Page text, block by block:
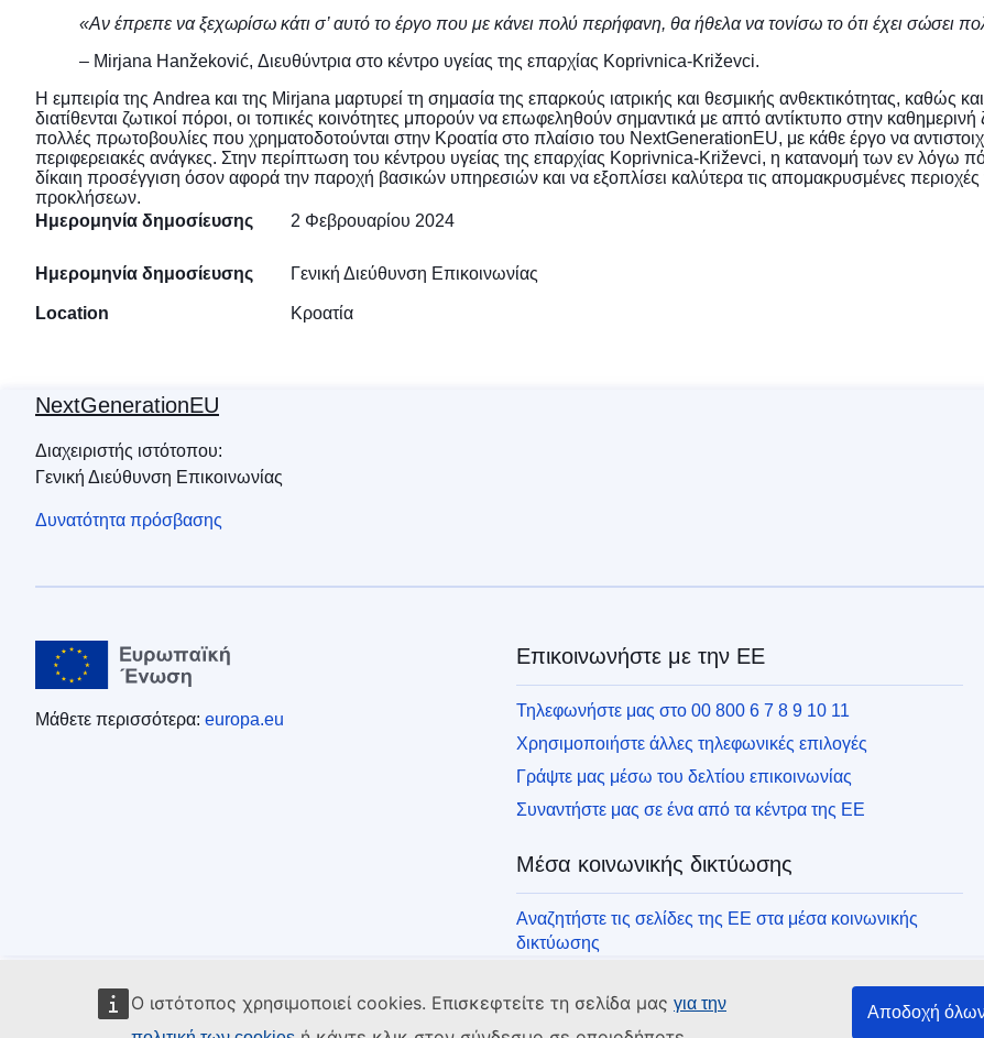
Ο ιστότοπος χρησιμοποιεί cookies. Επισκεφτείτε τη σελίδα μας για την
Αποδοχή
«Αν έπρεπε να ξεχωρίσω κάτι σ’ αυτό το έργο που με κάνει πολύ περήφανη, θα ήθελα να τονίσω το ότι έχει σώσει
– Mirjana Hanžeković, Διευθύντρια στο κέντρο υγείας της επαρχίας Koprivnica-Križevci.
Η εμπειρία της Andrea και της Mirjana μαρτυρεί τη σημασία της επαρκούς ιατρικής και θεσμικής ανθεκτικότητας, καθώς
διατίθενται ζωτικοί πόροι, οι τοπικές κοινότητες μπορούν να επωφεληθούν σημαντικά με απτό αντίκτυπο στην
πολλές πρωτοβουλίες που χρηματοδοτούνται στην Κροατία στο πλαίσιο του NextGenerationEU, με κάθε έργο να
περιφερειακές ανάγκες. Στην περίπτωση του κέντρου υγείας της επαρχίας Koprivnica-Križevci, η κατανομή των εν λόγω
δίκαιη προσέγγιση όσον αφορά την παροχή βασικών υπηρεσιών και να εξοπλίσει καλύτερα τις απομακρυσμένες
προκλήσεων.
Ημερομηνία δημοσίευσης
2 Φεβρουαρίου 2024
Ημερομηνία δημοσίευσης Γενική Διεύθυνση Επικοινωνίας
Location Κροατία
NextGenerationEU
Διαχειριστής ιστότοπου:
Γενική Διεύθυνση Επικοινωνίας
Δυνατότητα πρόσβασης
Μάθετε περισσότερα: europa.eu
Επικοινωνήστε με την ΕΕ
Τηλεφωνήστε μας στο 00 800 6 7 8 9 10 11
Χρησιμοποιήστε άλλες τηλεφωνικές επιλογές
Γράψτε μας μέσω του δελτίου επικοινωνίας
Συναντήστε μας σε ένα από τα κέντρα της ΕΕ
Μέσα κοινωνικής δικτύωσης
Αναζητήστε τις σελίδες της ΕΕ στα μέσα κοινωνικής
δικτύωσης